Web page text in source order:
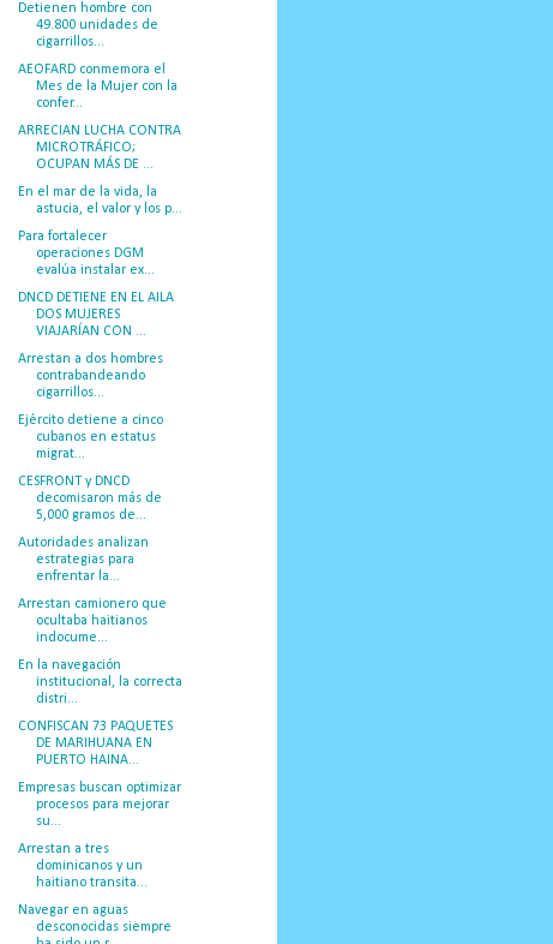
Detienen hombre con
49.800 unidades de
cigarrillos...
AEOFARD conmemora el
Mes de la Mujer con la
confer...
ARRECIAN LUCHA CONTRA
MICROTRÁFICO;
OCUPAN MÁS DE ...
En el mar de la vida, la
astucia, el valor y los p...
Para fortalecer
operaciones DGM
evalúa instalar ex...
DNCD DETIENE EN EL AILA
DOS MUJERES
VIAJARÍAN CON ...
Arrestan a dos hombres
contrabandeando
cigarrillos...
Ejército detiene a cinco
cubanos en estatus
migrat...
CESFRONT y DNCD
decomisaron más de
5,000 gramos de...
Autoridades analizan
estrategias para
enfrentar la...
Arrestan camionero que
ocultaba haitianos
indocume...
En la navegación
institucional, la correcta
distri...
CONFISCAN 73 PAQUETES
DE MARIHUANA EN
PUERTO HAINA...
Empresas buscan optimizar
procesos para mejorar
su...
Arrestan a tres
dominicanos y un
haitiano transita...
Navegar en aguas
desconocidas siempre